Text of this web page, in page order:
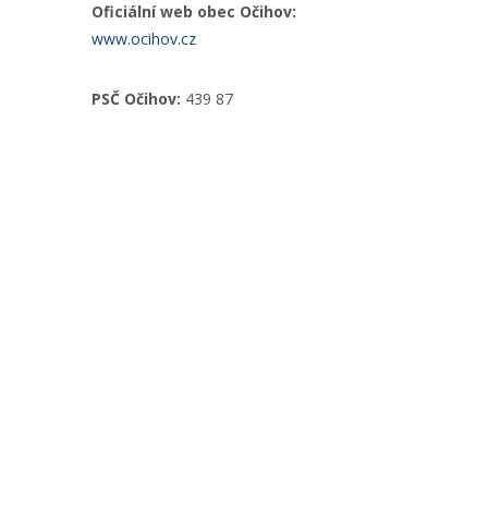
Oficiální web obec Očihov:
www.ocihov.cz
PSČ Očihov: 439 87